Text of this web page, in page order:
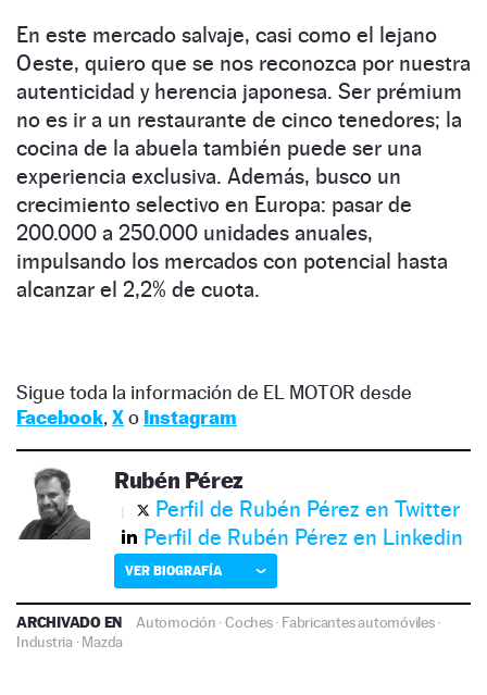
En este mercado salvaje, casi como el lejano
Oeste, quiero que se nos reconozca por nuestra
autenticidad y herencia japonesa. Ser prémium
no es ir a un restaurante de cinco tenedores; la
cocina de la abuela también puede ser una
experiencia exclusiva. Además, busco un
crecimiento selectivo en Europa: pasar de
200.000 a 250.000 unidades anuales,
impulsando los mercados con potencial hasta
alcanzar el 2,2% de cuota.
Sigue toda la información de EL MOTOR desde
Facebook, Xo Instagram
Rubén Pérez
Perfil de Rubén Pérez en Twitter
Perfil de Rubén Pérez en Linkedin
VER BIOGRAFÍA
ARCHIVADO EN Automoción ·Coches· Fabricantes automóviles·
Industria·Mazda